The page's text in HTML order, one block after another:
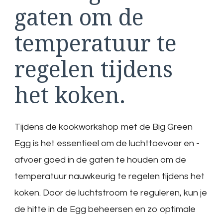
gaten om de
temperatuur te
regelen tijdens
het koken.
Tijdens de kookworkshop met de Big Green
Egg is het essentieel om de luchttoevoer en -
afvoer goed in de gaten te houden om de
temperatuur nauwkeurig te regelen tijdens het
koken. Door de luchtstroom te reguleren, kun je
de hitte in de Egg beheersen en zo optimale